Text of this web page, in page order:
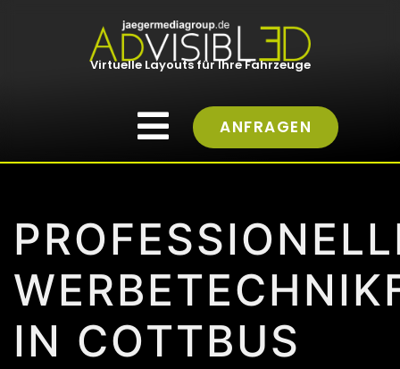
Virtuelle Layouts für Ihre Fahrzeuge
ANFRAGEN
IN COTTBUS